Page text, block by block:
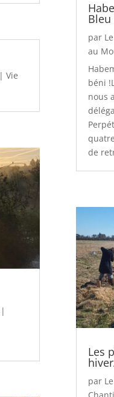
Vie
|
Bleu
par
au
béni
nous
de
Les
par